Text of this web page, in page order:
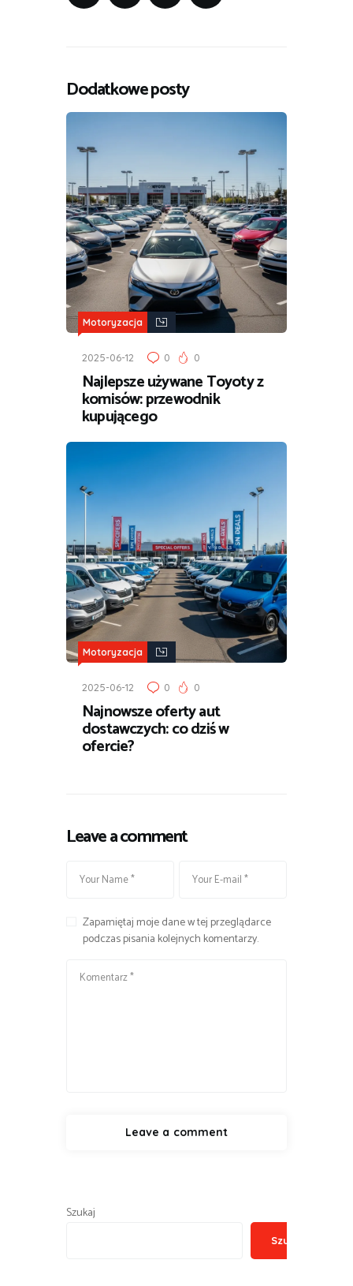
Dodatkowe posty
Motoryzacja
2025-06-12 0 0
Najlepsze używane Toyoty z
komisów: przewodnik
kupującego
Motoryzacja
2025-06-12 0 0
Najnowsze oferty aut
dostawczych: co dziś w
ofercie?
Leave a comment
Zapamiętaj moje dane w tej przeglądarce
podczas pisania kolejnych komentarzy.
Szukaj
Szukaj